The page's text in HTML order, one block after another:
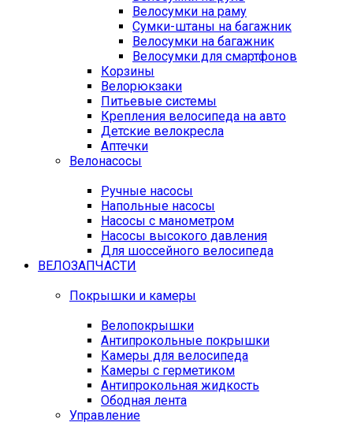
Велосумки на раму
Сумки-штаны на багажник
Велосумки на багажник
Велосумки для смартфонов
Корзины
Велорюкзаки
Питьевые системы
Крепления велосипеда на авто
Детские велокресла
Аптечки
Велонасосы
Ручные насосы
Напольные насосы
Насосы с манометром
Насосы высокого давления
Для шоссейного велосипеда
ВЕЛОЗАПЧАСТИ
Покрышки и камеры
Велопокрышки
Антипрокольные покрышки
Камеры для велосипеда
Камеры с герметиком
Антипрокольная жидкость
Ободная лента
Управление